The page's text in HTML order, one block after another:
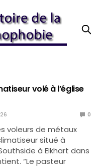
volé à l’église
0
voleurs de métaux
situé à
à Elkhart dans
“Le pasteur